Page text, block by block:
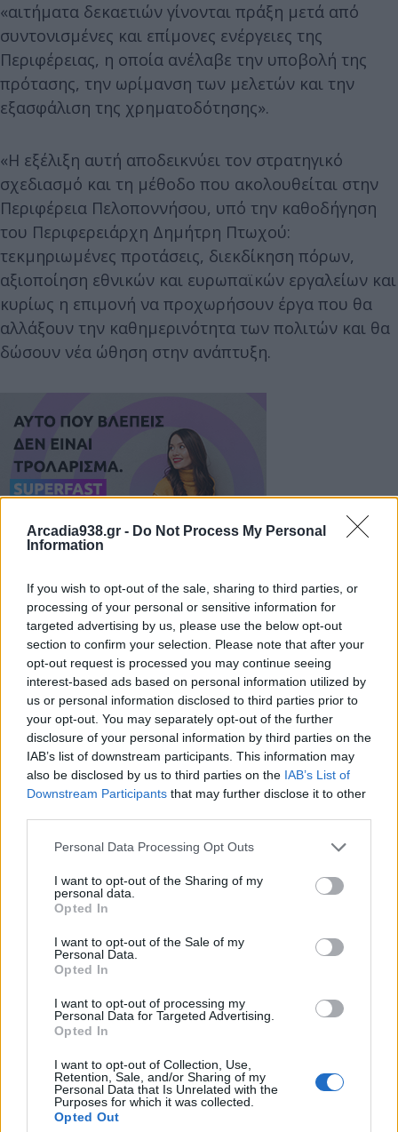
Arcadia938.gr - Do Not Process My Personal
Information
If you wish to opt-out of the sale, sharing to third parties, or
processing of your personal or sensitive information for
targeted advertising by us, please use the below opt-out
section to confirm your selection. Please note that after your
opt-out request is processed you may continue seeing
interest-based ads based on personal information utilized by
us or personal information disclosed to third parties prior to
your opt-out. You may separately opt-out of the further
disclosure of your personal information by third parties on the
IAB’s list of downstream participants. This information may
also be disclosed by us to third parties on the IAB’s List of
Downstream Participants that may further disclose it to other
Personal Data Processing Opt Outs
I want to opt-out of the Sharing of my
personal data.
Opted In
I want to opt-out of the Sale of my
Personal Data.
Opted In
I want to opt-out of processing my
Personal Data for Targeted Advertising.
Opted In
I want to opt-out of Collection, Use,
Retention, Sale, and/or Sharing of my
Personal Data that Is Unrelated with the
Purposes for which it was collected.
Opted Out
«αιτήματα δεκαετιών γίνονται πράξη μετά από
συντονισμένες και επίμονες ενέργειες της
Περιφέρειας, η οποία ανέλαβε την υποβολή της
πρότασης, την ωρίμανση των μελετών και την
εξασφάλιση της χρηματοδότησης».
«Η εξέλιξη αυτή αποδεικνύει τον στρατηγικό
σχεδιασμό και τη μέθοδο που ακολουθείται στην
Περιφέρεια Πελοποννήσου, υπό την καθοδήγηση
του Περιφερειάρχη Δημήτρη Πτωχού:
τεκμηριωμένες προτάσεις, διεκδίκηση πόρων,
αξιοποίηση εθνικών και ευρωπαϊκών εργαλείων και
κυρίως η επιμονή να προχωρήσουν έργα που θα
αλλάξουν την καθημερινότητα των πολιτών και θα
δώσουν νέα ώθηση στην ανάπτυξη.
Τα έργα που χρηματοδοτούνται καλύπτουν ένα
ευρύ φάσμα κρίσιμων τομέων – από τις υποδομές
και τις μεταφορές μέχρι την εκπαίδευση, την
κοινωνική μέριμνα, τον ψηφιακό μετασχηματισμό
και την αναβάθμιση των δημόσιων υπηρεσιών.
Μεταξύ αυτών περιλαμβάνονται εμβληματικές
παρεμβάσεις, όπως ο περιφερειακός δρόμος της
Τρίπολης, η παράκαμψη της Δημητσάνας και ο
κόμβος στη ΒΙΠΕ Μελιγαλά που αντιμετωπίζουν
διαχρονικά προβλήματα οδικής πρόσβασης και
ασφάλειας, αλλά και σημαντικά κοινωνικά έργα,
όπως η δημιουργία Κέντρου Δημιουργικής
Απασχόλησης για παιδιά στο φάσμα της
νευροδιαφορετικότητας και του αυτισμού στη
Τα έργα που χρηματοδοτούνται
1. Μεταφορές — Περιφερειακός δρόμος Τρίπολης
Προϋπολογισμός: 19.840.000 €